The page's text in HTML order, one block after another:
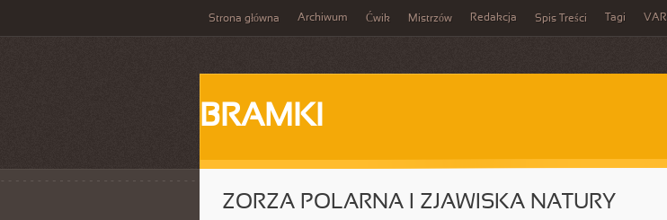
Strona główna Archiwum Ćwik Mistrzów Redakcja Spis Treści Tagi VAR
BRAMKI
ZORZA POLARNA I ZJAWISKA NATURY